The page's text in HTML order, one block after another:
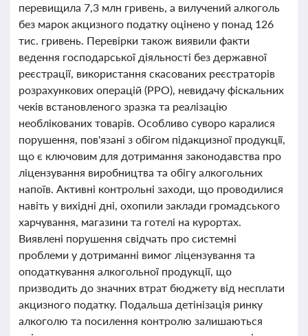
перевищила 7,3 млн гривень, а вилучений алкоголь
без марок акцизного податку оцінено у понад 126
тис. гривень. Перевірки також виявили факти
ведення господарської діяльності без державної
реєстрації, використання скасованих реєстраторів
розрахункових операцій (РРО), невидачу фіскальних
чеків встановленого зразка та реалізацію
необлікованих товарів. Особливо суворо каралися
порушення, пов'язані з обігом підакцизної продукції,
що є ключовим для дотримання законодавства про
ліцензування виробництва та обігу алкогольних
напоїв. Активні контрольні заходи, що проводилися
навіть у вихідні дні, охопили заклади громадського
харчування, магазини та готелі на курортах.
Виявлені порушення свідчать про системні
проблеми у дотриманні вимог ліцензування та
оподаткування алкогольної продукції, що
призводить до значних втрат бюджету від несплати
акцизного податку. Подальша детінізація ринку
алкоголю та посилення контролю залишаються